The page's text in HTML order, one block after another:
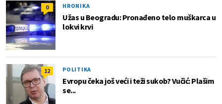
0 HRONIKA
Užas u Beogradu: Pronađeno telo muškarca u
lokvi krvi
12 POLITIKA
Evropu čeka još veći i teži sukob? Vučić: Plašim
se...